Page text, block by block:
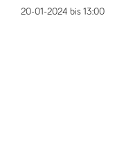
20-01-2024 bis 13:00